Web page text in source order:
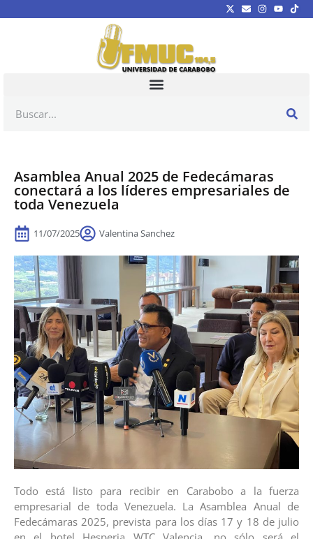
Asamblea Anual 2025 de Fedecámaras
conectará a los líderes empresariales de
toda Venezuela
11/07/2025 Valentina Sanchez
Todo está listo para recibir en Carabobo a la fuerza
empresarial de toda Venezuela. La Asamblea Anual de
Fedecámaras 2025, prevista para los días 17 y 18 de julio